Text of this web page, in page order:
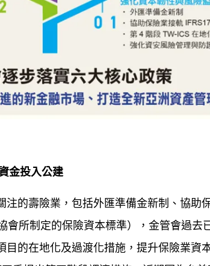
金投入公建
的壽險業，包括外匯準備金新制、協助
會所制定的保險資本標準），金管會過去
目的在地化及過渡化措施，提升保險業資